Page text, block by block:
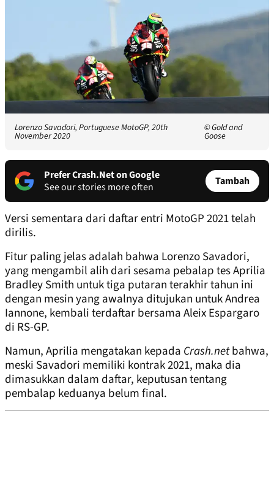
Lorenzo Savadori, Portuguese MotoGP, 20th
November 2020
© Gold and
Goose
Prefer Crash.Net on Google
See our stories more often
Tambah
Versi sementara dari daftar entri MotoGP 2021 telah
dirilis.
Fitur paling jelas adalah bahwa Lorenzo Savadori,
yang mengambil alih dari sesama pebalap tes Aprilia
Bradley Smith untuk tiga putaran terakhir tahun ini
dengan mesin yang awalnya ditujukan untuk Andrea
Iannone, kembali terdaftar bersama Aleix Espargaro
di RS-GP.
Namun, Aprilia mengatakan kepada Crash.netbahwa,
meski Savadori memiliki kontrak 2021, maka dia
dimasukkan dalam daftar, keputusan tentang
pembalap keduanya belum final.